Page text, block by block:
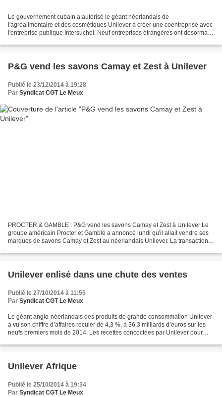
Le gouvernement cubain a autorisé le géant néerlandais de
l'agroalimentaire et des cosmétiques Unilever à créer une coentreprise avec
l'entreprise publique Intersuchel. Neuf entreprises étrangères ont désormais
P&G vend les savons Camay et Zest à Unilever
Publié le 23/12/2014 à 19:28
Par Syndicat CGT Le Meux
PROCTER & GAMBLE : P&G vend les savons Camay et Zest à Unilever Le
groupe américain Procter et Gamble a annoncé lundi qu'il allait vendre ses
marques de savons Camay et Zest au néerlandais Unilever. La transaction,
Unilever enlisé dans une chute des ventes
Publié le 27/10/2014 à 11:55
Par Syndicat CGT Le Meux
Le géant anglo-néerlandais des produits de grande consommation Unilever
a vu son chiffre d’affaires reculer de 4,3 %, à 36,3 milliards d’euros sur les
neufs premiers mois de 2014. Les recettes concoctées par Unilever pour
Unilever Afrique
Publié le 25/10/2014 à 19:34
Par Syndicat CGT Le Meux